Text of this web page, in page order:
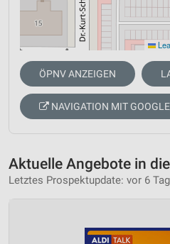
ÖPNV ANZEIGEN
NAVIGATION MIT
Aktuelle Angebote in
Letztes Prospektupdate: vor 6